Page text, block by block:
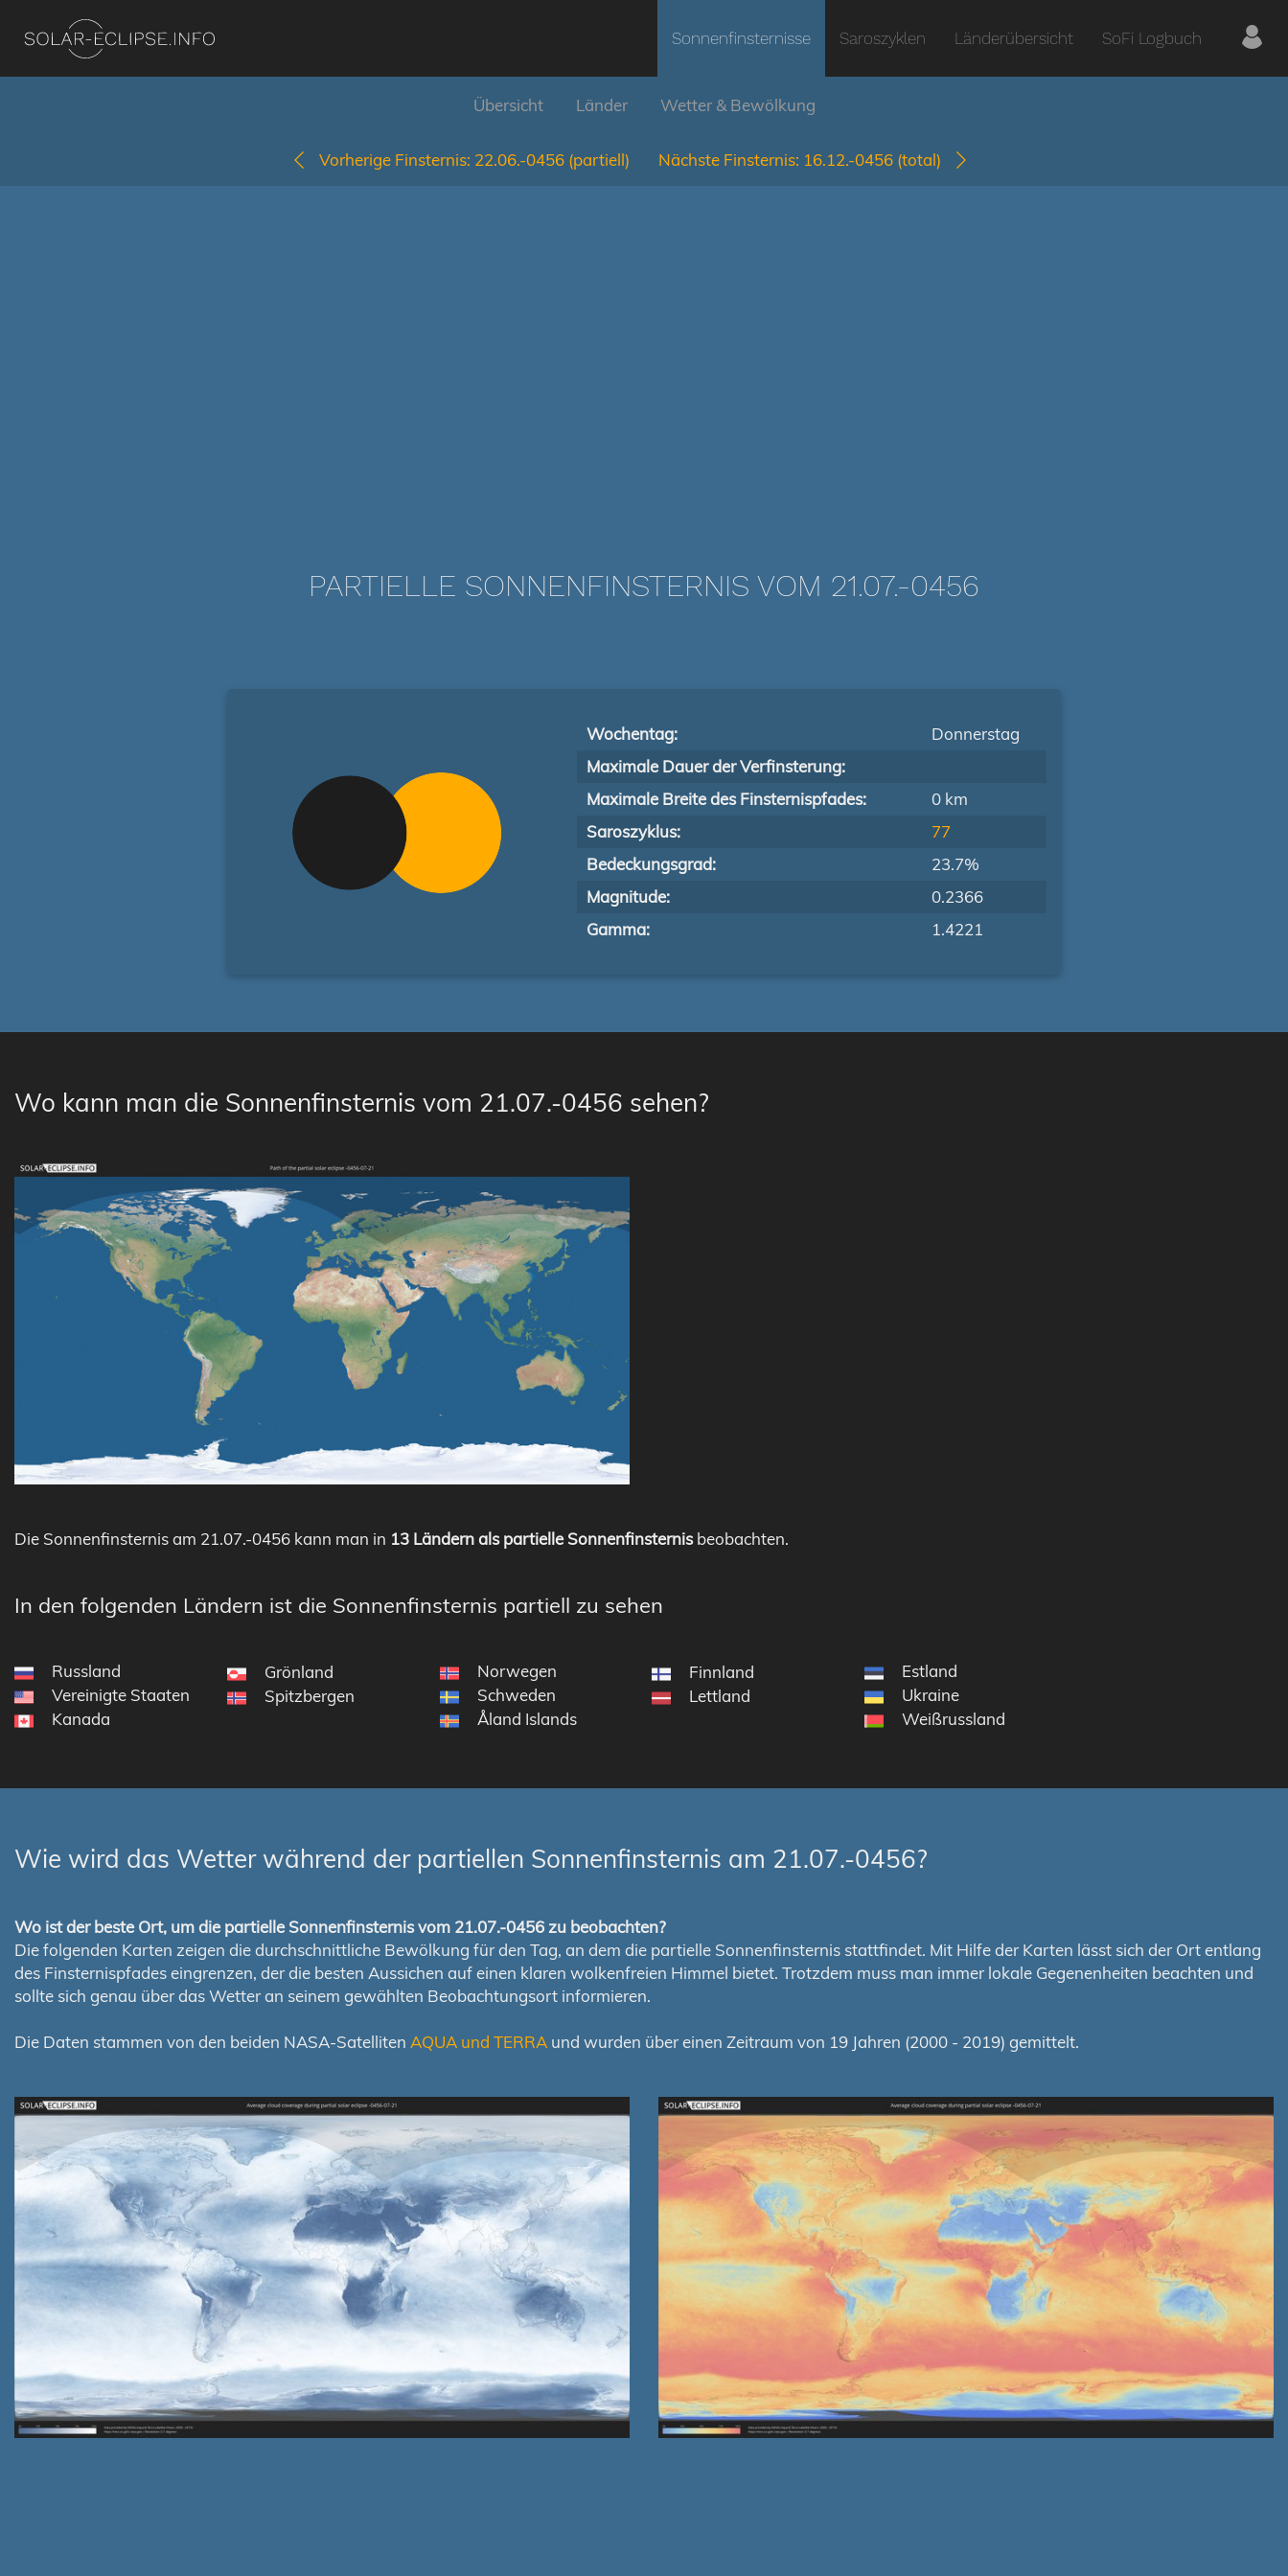
Sonnenfinsternisse Saroszyklen Länderübersicht SoFi Logbuch
Übersicht Länder Wetter & Bewölkung
Vorherige Finsternis: 22.06.-0456 (partiell) Nächste Finsternis: 16.12.-0456 (total)
PARTIELLE SONNENFINSTERNIS VOM 21.07.-0456
Wochentag:
Donnerstag
Maximale Dauer der Verfinsterung:
Maximale Breite des Finsternispfades:
0 km
Saroszyklus:
77
Bedeckungsgrad:
23.7%
Magnitude:
0.2366
Gamma:
1.4221
Wo kann man die Sonnenfinsternis vom 21.07.-0456 sehen?
Die Sonnenfinsternis am 21.07.-0456 kann man in 13 Ländern als partielle Sonnenfinsternisbeobachten.
In den folgenden Ländern ist die Sonnenfinsternis partiell zu sehen
Russland
Vereinigte Staaten
Kanada
Grönland
Spitzbergen
Norwegen
Schweden
Åland Islands
Finnland
Lettland
Estland
Ukraine
Weißrussland
Wie wird das Wetter während der partiellen Sonnenfinsternis am 21.07.-0456?
Wo ist der beste Ort, um die partielle Sonnenfinsternis vom 21.07.-0456 zu beobachten?
Die folgenden Karten zeigen die durchschnittliche Bewölkung für den Tag, an dem die partielle Sonnenfinsternis stattfindet. Mit Hilfe der Karten lässt sich der Ort entlang
des Finsternispfades eingrenzen, der die besten Aussichen auf einen klaren wolkenfreien Himmel bietet. Trotzdem muss man immer lokale Gegenenheiten beachten und
sollte sich genau über das Wetter an seinem gewählten Beobachtungsort informieren.
Die Daten stammen von den beiden NASA-Satelliten AQUA und TERRA und wurden über einen Zeitraum von 19 Jahren (2000 - 2019) gemittelt.